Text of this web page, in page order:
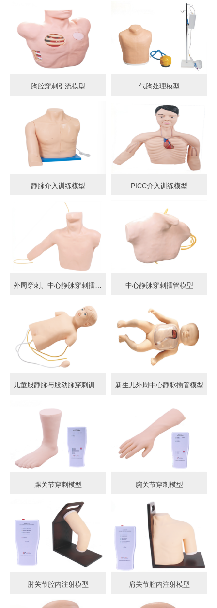
胸腔穿刺引流模型 气胸处理模型
静脉介入训练模型 PICC介入训练模型
外周穿刺、中心静脉穿刺插管模型 中心静脉穿刺插管模型
儿童股静脉与股动脉穿刺训练模型 新生儿外周中心静脉插管模型
踝关节穿刺模型 腕关节穿刺模型
肘关节腔内注射模型 肩关节腔内注射模型